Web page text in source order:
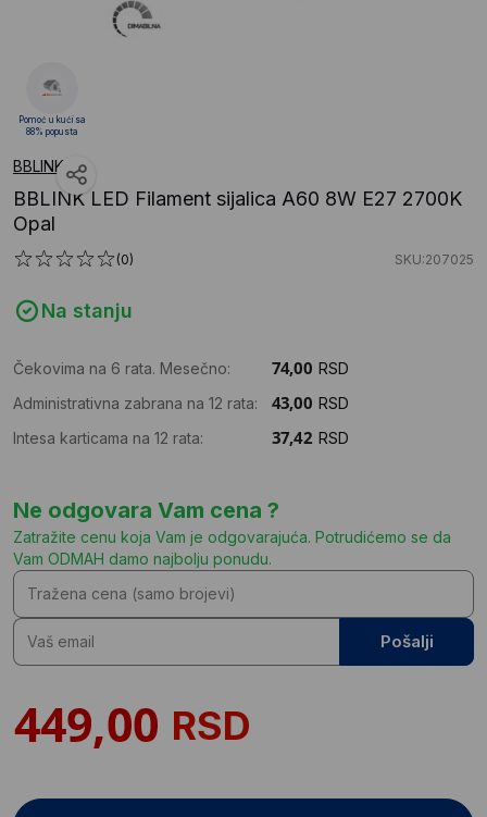
BBLINK
BBLINK LED Filament sijalica A60 8W E27 2700K
Opal
(0) SKU:207025
Na stanju
Čekovima na 6 rata. Mesečno:
RSD
Administrativna zabrana na 12 rata:
RSD
Intesa karticama na 12 rata:
RSD
Ne odgovara Vam cena ?
Zatražite cenu koja Vam je odgovarajuća. Potrudićemo se da
Vam ODMAH damo najbolju ponudu.
Pošalji
RSD
Pomoć u kući sa
88% popusta